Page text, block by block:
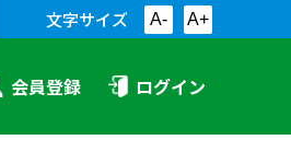
文字サイズ A- A+
会員登録 ログイン